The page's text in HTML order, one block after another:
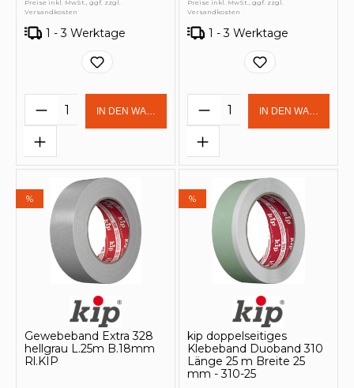
Preise inkl. MwSt., ggf. zzgl.
Versandkosten
1 - 3 Werktage
Produkt Anzahl: Gib den
IN DEN WARENKORB
Preise inkl. MwSt., ggf. zzgl.
Versandkosten
1 - 3 Werktage
Produkt Anzahl:
IN DEN
%
Gewebeband Extra 328
hellgrau L.25m B.18mm
Rl.KIP
%
kip doppelseitiges
Klebeband Duoband 310
Länge 25 m Breite 25
mm - 310-25